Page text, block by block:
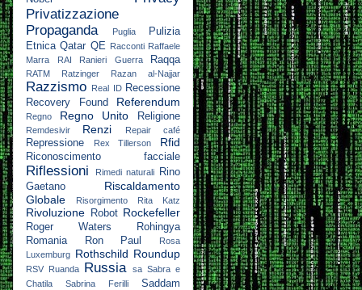
Privatizzazione
Propaganda
Puglia
Pulizia
Etnica Qatar QE Racconti Raffaele
Marra
RAI Ranieri Guerra Raqqa
RATM Ratzinger Razan al-Najjar
Razzismo Real ID Recessione
Recovery Found
Referendum
Regno Regno Unito Religione
Remdesivir Renzi Repair café
Repressione Rex Tillerson Rfid
Riconoscimento facciale
Riflessioni Rimedi naturali
Rino
Gaetano
Riscaldamento
Globale
Risorgimento Rita Katz
Rivoluzione Robot Rockefeller
Roger Waters
Rohingya
Romania
Ron Paul
Rosa
Luxemburg Rothschild Roundup
RSV Ruanda Russia sa Sabra e
Chatila
Sabrina Ferilli
Saddam